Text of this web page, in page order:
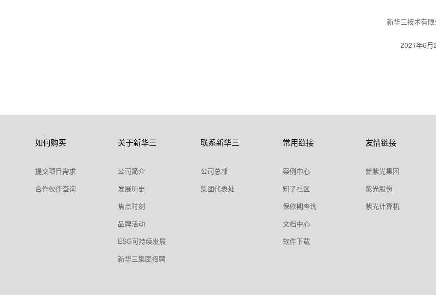
新华三技术有
2021年6月
如何购买
提交项目需求
合作伙伴查询
关于新华三
公司简介
发展历史
焦点时刻
品牌活动
ESG可持续发展
新华三集团招聘
联系新华三
公司总部
集团代表处
常用链接
案例中心
知了社区
保修期查询
文档中心
软件下载
友情链接
新紫光集团
紫光股份
紫光计算机